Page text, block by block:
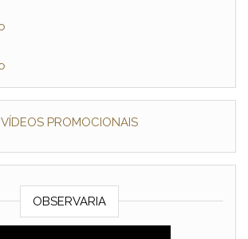
VÍDEOS PROMOCIONAIS
OBSERVARIA